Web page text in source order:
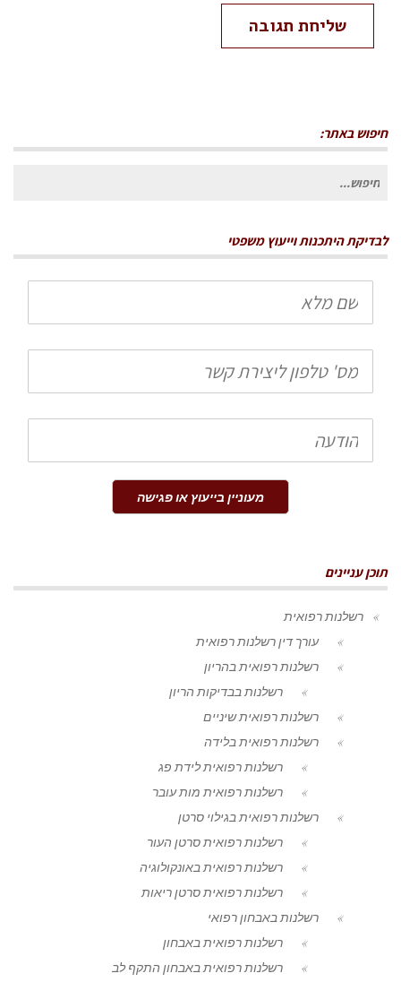
חיפוש באתר:
חיפוש
לבדיקת היתכנות וייעוץ משפטי
שם
מלא
טלפון
הודעה
מעוניין בייעוץ או פגישה
תוכן עניינים
רשלנות רפואית
עורך דין רשלנות רפואית
רשלנות רפואית בהריון
רשלנות בבדיקות הריון
רשלנות רפואית שיניים
רשלנות רפואית בלידה
רשלנות רפואית לידת פג
רשלנות רפואית מות עובר
רשלנות רפואית בגילוי סרטן
רשלנות רפואית סרטן העור
רשלנות רפואית באונקולוגיה
רשלנות רפואית סרטן ריאות
רשלנות באבחון רפואי
רשלנות רפואית באבחון
רשלנות רפואית באבחון התקף לב